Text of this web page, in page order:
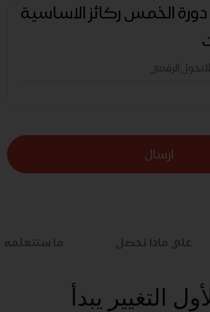
دورة الخمس ركائز الاساسية
الرقمي
ارسال
علي ماذا تحصل ما ستتعلمه
التغيير يبدأ